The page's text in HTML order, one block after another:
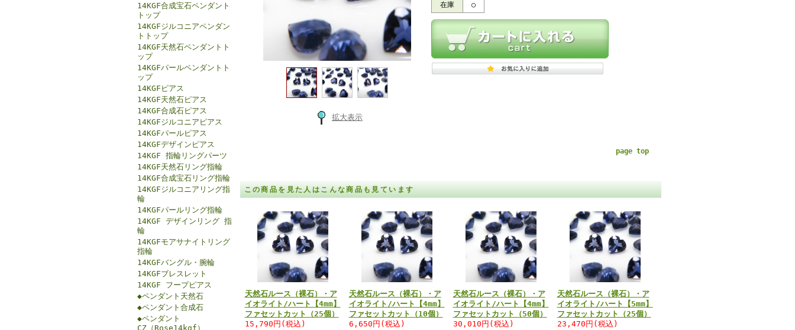
14KGF合成宝石ペンダント
トップ
14KGFジルコニアペンダン
トトップ
14KGF天然石ペンダントト
ップ
14KGFパールペンダントト
ップ
14KGFピアス
14KGF天然石ピアス
14KGF合成石ピアス
14KGFジルコニアピアス
14KGFパールピアス
14KGFデザインピアス
14KGF 指輪リングパーツ
14KGF天然石リング指輪
14KGF合成宝石リング指輪
14KGFジルコニアリング指
輪
14KGFパールリング指輪
14KGF デザインリング 指
輪
14KGFモアサナイトリング
指輪
14KGFバングル・腕輪
14KGFブレスレット
14KGF フープピアス
◆ペンダント天然石
◆ペンダント合成石
◆ペンダント
CZ（Rose14kgf）
拡大表示
在庫 ○
page top
この商品を見た人はこんな商品も見ています
天然石ルース（裸石）・ア
イオライト/ハート【4mm】
ファセットカット（25個）
15,790円(税込)
天然石ルース（裸石）・ア
イオライト/ハート【4mm】
ファセットカット（10個）
6,650円(税込)
天然石ルース（裸石）・ア
イオライト/ハート【4mm】
ファセットカット（50個）
30,010円(税込)
天然石ルース（裸石）・ア
イオライト/ハート【5mm】
ファセットカット（25個）
23,470円(税込)